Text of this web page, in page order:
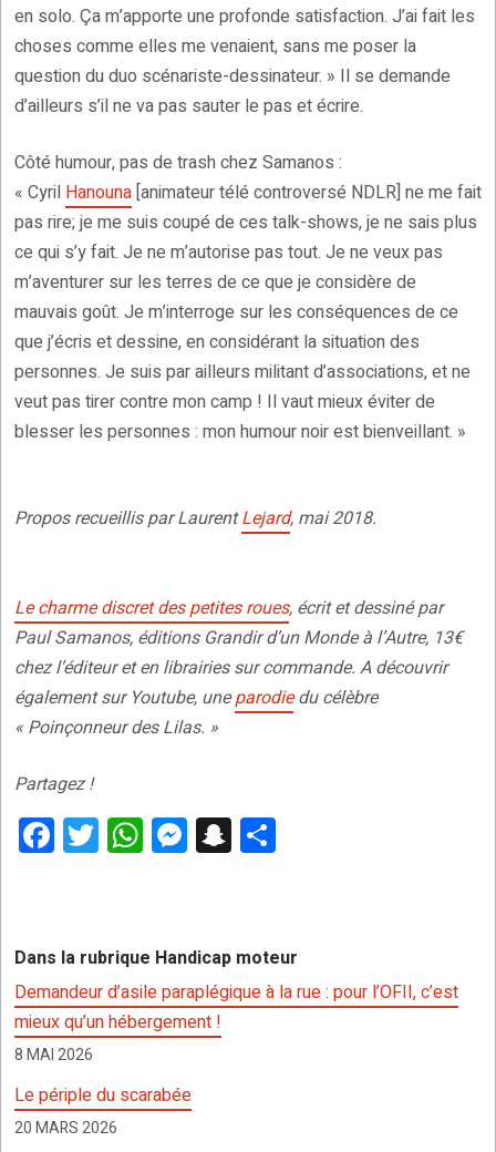
en solo. Ça m’apporte une profonde satisfaction. J’ai fait les
choses comme elles me venaient, sans me poser la
question du duo scénariste-dessinateur. » Il se demande
d’ailleurs s’il ne va pas sauter le pas et écrire.
Côté humour, pas de trash chez Samanos :
« Cyril Hanouna [animateur télé controversé NDLR] ne me fait
pas rire; je me suis coupé de ces talk-shows, je ne sais plus
ce qui s’y fait. Je ne m’autorise pas tout. Je ne veux pas
m’aventurer sur les terres de ce que je considère de
mauvais goût. Je m’interroge sur les conséquences de ce
que j’écris et dessine, en considérant la situation des
personnes. Je suis par ailleurs militant d’associations, et ne
veut pas tirer contre mon camp ! Il vaut mieux éviter de
blesser les personnes : mon humour noir est bienveillant. »
Propos recueillis par LaurentLejard, mai 2018.
Le charme discret des petites roues, écrit et dessiné par
Paul Samanos, éditions Grandir d’un Monde à l’Autre, 13€
chez l’éditeur et en librairies sur commande. A découvrir
également sur Youtube, uneparodiedu célèbre
« Poinçonneur des Lilas. »
Partagez !
F
a
b
o
o
k
T
wi
er
W
h
s
A
p
p
M
es
n
g
er
S
n
p
c
h
g
er
Dans la rubrique Handicap moteur
Demandeur d’asile paraplégique à la rue : pour l’OFII, c’est
mieux qu’un hébergement !
8 MAI 2026
Le périple du scarabée
20 MARS 2026